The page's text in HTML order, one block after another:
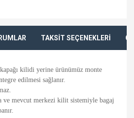
TAKSİT SEÇENEKLERİ
kapağı kilidi yerine ürünümüz monte
edilmesi sağlanır.
ve mevcut merkezi kilit sistemiyle bagaj